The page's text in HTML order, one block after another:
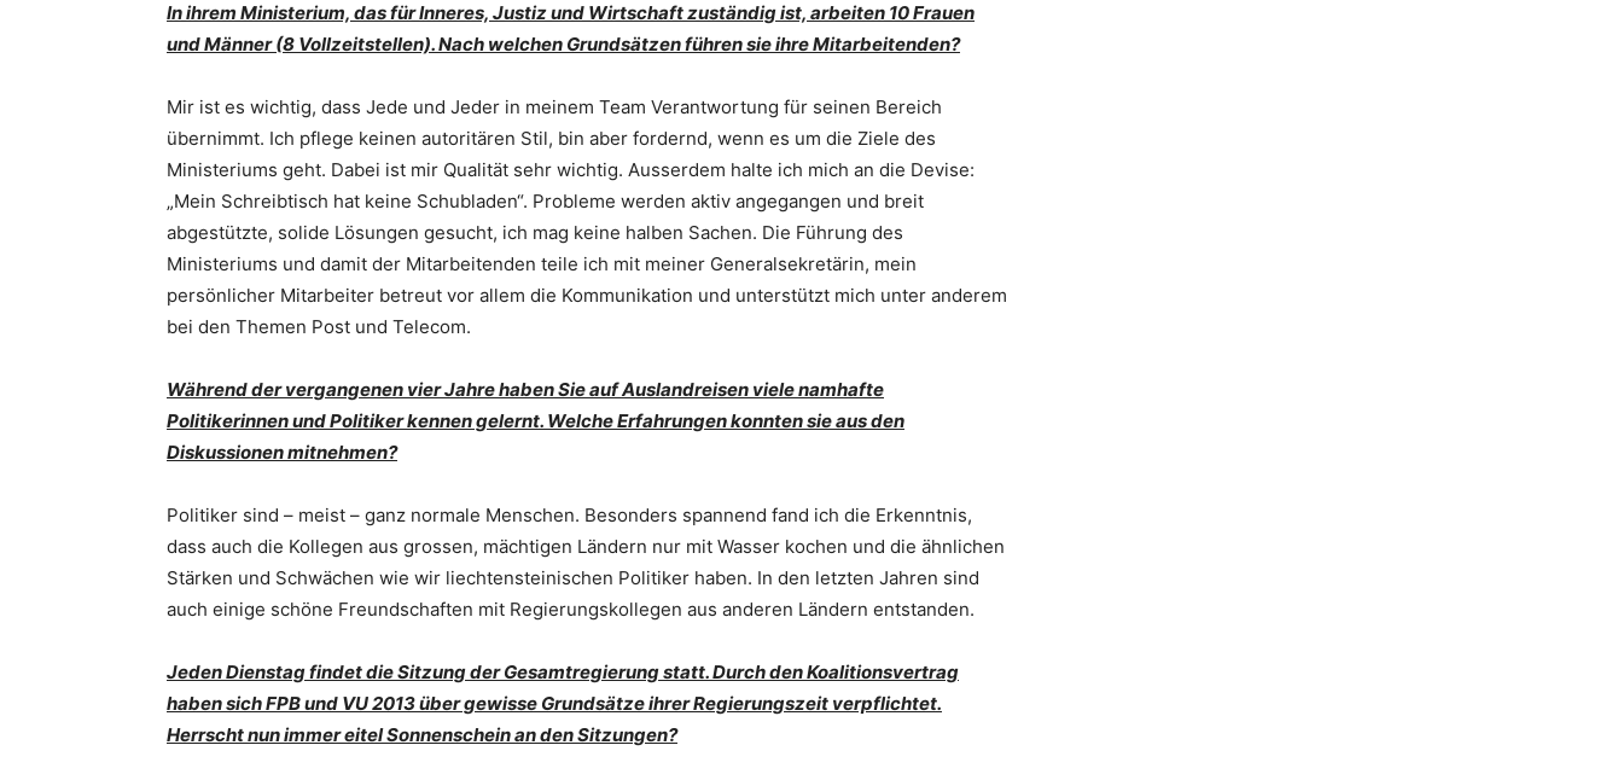
In ihrem Ministerium, das für Inneres, Justiz und Wirtschaft zuständig ist, arbeiten 10 Frauen
und Männer (8 Vollzeitstellen). Nach welchen Grundsätzen führen sie ihre Mitarbeitenden?
Mir ist es wichtig, dass Jede und Jeder in meinem Team Verantwortung für seinen Bereich
übernimmt. Ich pflege keinen autoritären Stil, bin aber fordernd, wenn es um die Ziele des
Ministeriums geht. Dabei ist mir Qualität sehr wichtig. Ausserdem halte ich mich an die Devise:
„Mein Schreibtisch hat keine Schubladen“. Probleme werden aktiv angegangen und breit
abgestützte, solide Lösungen gesucht, ich mag keine halben Sachen. Die Führung des
Ministeriums und damit der Mitarbeitenden teile ich mit meiner Generalsekretärin, mein
persönlicher Mitarbeiter betreut vor allem die Kommunikation und unterstützt mich unter anderem
bei den Themen Post und Telecom.
Während der vergangenen vier Jahre haben Sie auf Auslandreisen viele namhafte
Politikerinnen und Politiker kennen gelernt. Welche Erfahrungen konnten sie aus den
Diskussionen mitnehmen?
Politiker sind – meist – ganz normale Menschen. Besonders spannend fand ich die Erkenntnis,
dass auch die Kollegen aus grossen, mächtigen Ländern nur mit Wasser kochen und die ähnlichen
Stärken und Schwächen wie wir liechtensteinischen Politiker haben. In den letzten Jahren sind
auch einige schöne Freundschaften mit Regierungskollegen aus anderen Ländern entstanden.
Jeden Dienstag findet die Sitzung der Gesamtregierung statt. Durch den Koalitionsvertrag
haben sich FPB und VU 2013 über gewisse Grundsätze ihrer Regierungszeit verpflichtet.
Herrscht nun immer eitel Sonnenschein an den Sitzungen?